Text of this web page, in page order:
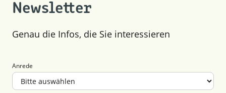
Newsletter
Genau die Infos, die Sie interessieren
Anrede